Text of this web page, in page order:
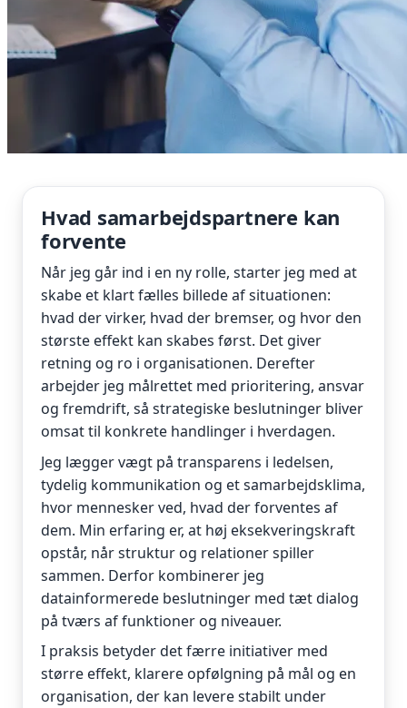
Hvad samarbejdspartnere kan
forvente
Når jeg går ind i en ny rolle, starter jeg med at
skabe et klart fælles billede af situationen:
hvad der virker, hvad der bremser, og hvor den
største effekt kan skabes først. Det giver
retning og ro i organisationen. Derefter
arbejder jeg målrettet med prioritering, ansvar
og fremdrift, så strategiske beslutninger bliver
omsat til konkrete handlinger i hverdagen.
Jeg lægger vægt på transparens i ledelsen,
tydelig kommunikation og et samarbejdsklima,
hvor mennesker ved, hvad der forventes af
dem. Min erfaring er, at høj eksekveringskraft
opstår, når struktur og relationer spiller
sammen. Derfor kombinerer jeg
datainformerede beslutninger med tæt dialog
på tværs af funktioner og niveauer.
I praksis betyder det færre initiativer med
større effekt, klarere opfølgning på mål og en
organisation, der kan levere stabilt under